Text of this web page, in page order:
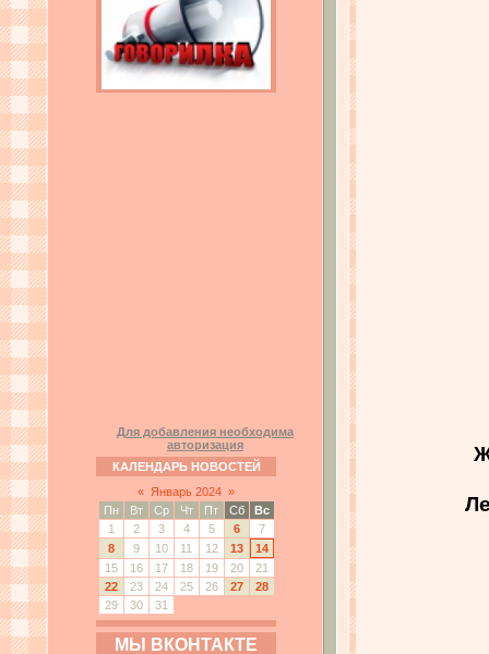
Для добавления необходима
авторизация
КАЛЕНДАРЬ НОВОСТЕЙ
« Январь 2024 »
Пн
Вт Ср Чт Пт Сб
Вс
1
2 3 4 5 6
7
8
9 10 11 12 13
14
15
16 17 18 19 20
21
22
23 24 25 26 27
28
29
30 31
МЫ ВКОНТАКТЕ